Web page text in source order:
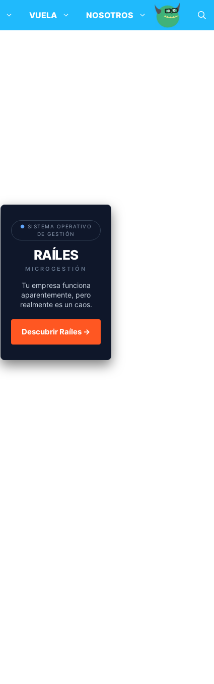
VUELA NOSOTROS
● SISTEMA OPERATIVO
DE GESTIÓN
RAÍLES
MICROGESTIÓN
Tu empresa funciona
aparentemente, pero
realmente es un caos.
Descubrir Raíles →